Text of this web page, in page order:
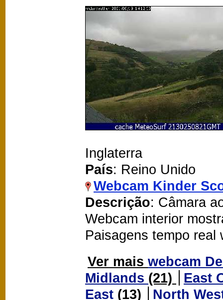
Inglaterra
País: Reino Unido
Webcam Kinder
Descrição: Câmara
Webcam interior
Paisagens tempo real
Ver mais webcam
Midlands (21)
East
East (13) North